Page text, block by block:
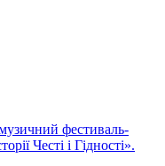
фестиваль-
Честі і Гідності».